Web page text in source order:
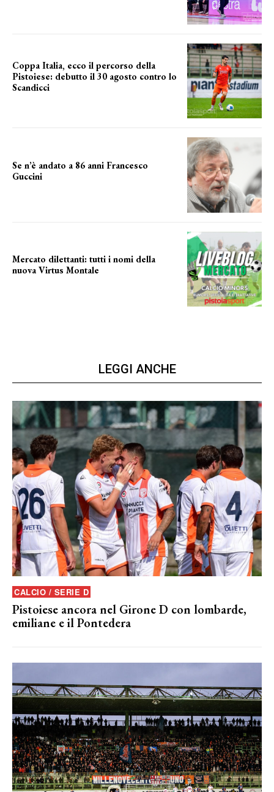
Coppa Italia, ecco il percorso della
Pistoiese: debutto il 30 agosto contro lo
Scandicci
Se n’è andato a 86 anni Francesco
Guccini
Mercato dilettanti: tutti i nomi della
nuova Virtus Montale
LEGGI ANCHE
CALCIO / SERIE D
Pistoiese ancora nel Girone D con lombarde,
emiliane e il Pontedera